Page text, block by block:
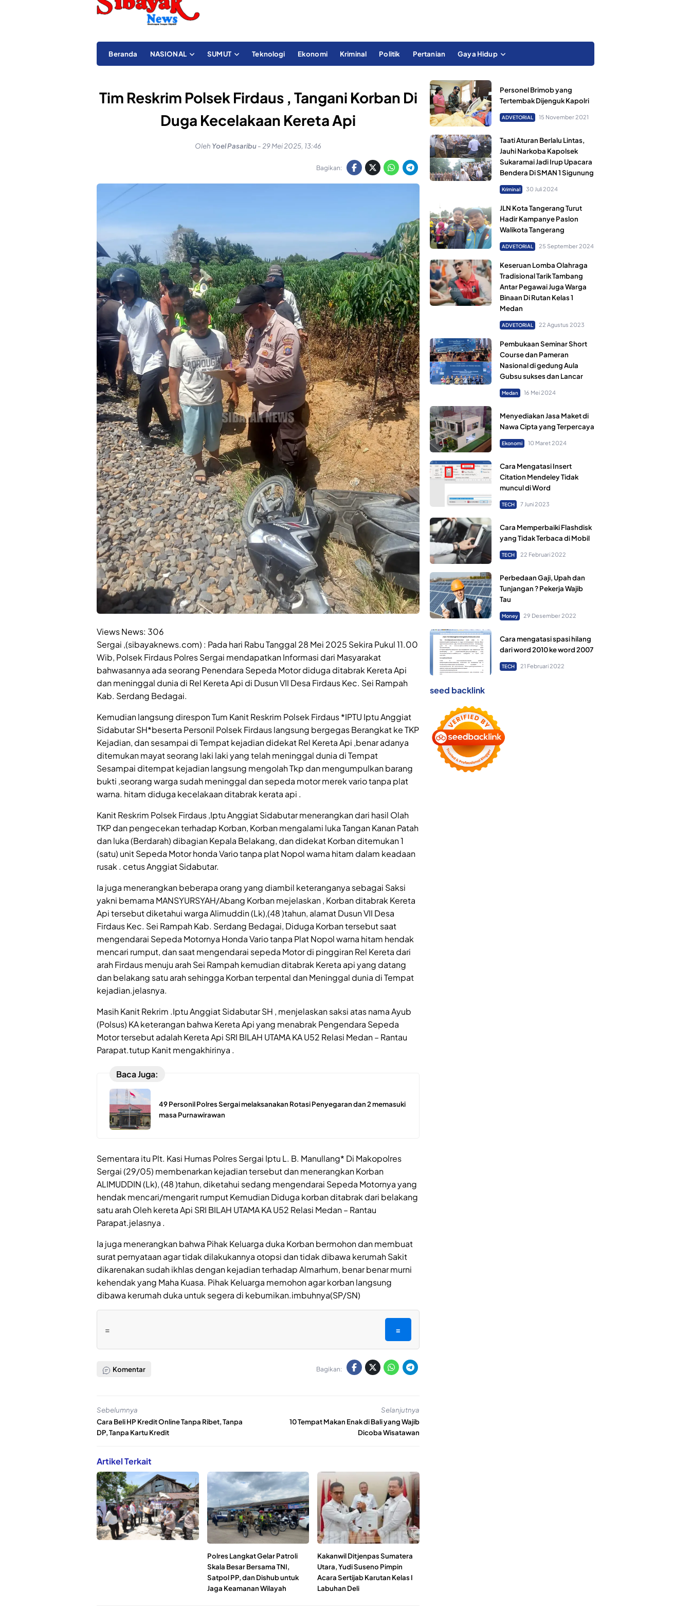
Beranda NASIONAL SUMUT Teknologi Ekonomi Kriminal Politik Pertanian Gaya Hidup
Tim Reskrim Polsek Firdaus , Tangani Korban Di
Duga Kecelakaan Kereta Api
Oleh Yoel Pasaribu- 29 Mei 2025, 13:46
Bagikan:
Views News: 306
Sergai ,(sibayaknews.com) : Pada hari Rabu Tanggal 28 Mei 2025 Sekira Pukul 11.00
Wib, Polsek Firdaus Polres Sergai mendapatkan Informasi dari Masyarakat
bahwasannya ada seorang Penendara Sepeda Motor diduga ditabrak Kereta Api
dan meninggal dunia di Rel Kereta Api di Dusun VII Desa Firdaus Kec. Sei Rampah
Kab. Serdang Bedagai.
Kemudian langsung direspon Tum Kanit Reskrim Polsek Firdaus *IPTU Iptu Anggiat
Sidabutar SH*beserta Personil Polsek Firdaus langsung bergegas Berangkat ke TKP
Kejadian, dan sesampai di Tempat kejadian didekat Rel Kereta Api ,benar adanya
ditemukan mayat seorang laki laki yang telah meninggal dunia di Tempat
Sesampai ditempat kejadian langsung mengolah Tkp dan mengumpulkan barang
bukti ,seorang warga sudah meninggal dan sepeda motor merek vario tanpa plat
warna. hitam diduga kecelakaan ditabrak kerata api .
Kanit Reskrim Polsek Firdaus ,Iptu Anggiat Sidabutar menerangkan dari hasil Olah
TKP dan pengecekan terhadap Korban, Korban mengalami luka Tangan Kanan Patah
dan luka (Berdarah) dibagian Kepala Belakang, dan didekat Korban ditemukan 1
(satu) unit Sepeda Motor honda Vario tanpa plat Nopol wama hitam dalam keadaan
rusak . cetus Anggiat Sidabutar.
Ia juga menerangkan beberapa orang yang diambil keteranganya sebagai Saksi
yakni bemama MANSYURSYAH/Abang Korban mejelaskan , Korban ditabrak Kereta
Api tersebut diketahui warga Alimuddin (Lk),(48 )tahun, alamat Dusun VII Desa
Firdaus Kec. Sei Rampah Kab. Serdang Bedagai, Diduga Korban tersebut saat
mengendarai Sepeda Motornya Honda Vario tanpa Plat Nopol warna hitam hendak
mencari rumput, dan saat mengendarai sepeda Motor di pinggiran Rel Kereta dari
arah Firdaus menuju arah Sei Rampah kemudian ditabrak Kereta api yang datang
dan belakang satu arah sehingga Korban terpental dan Meninggal dunia di Tempat
kejadian.jelasnya.
Masih Kanit Rekrim .Iptu Anggiat Sidabutar SH , menjelaskan saksi atas nama Ayub
(Polsus) KA keterangan bahwa Kereta Api yang menabrak Pengendara Sepeda
Motor tersebut adalah Kereta Api SRI BILAH UTAMA KA U52 Relasi Medan – Rantau
Parapat.tutup Kanit mengakhirinya .
Baca Juga:
49 Personil Polres Sergai melaksanakan Rotasi Penyegaran dan 2 memasuki
masa Purnawirawan
Sementara itu Plt. Kasi Humas Polres Sergai Iptu L. B. Manullang* Di Makopolres
Sergai (29/05) membenarkan kejadian tersebut dan menerangkan Korban
ALIMUDDIN (Lk), (48 )tahun, diketahui sedang mengendarai Sepeda Motornya yang
hendak mencari/mengarit rumput Kemudian Diduga korban ditabrak dari belakang
satu arah Oleh kereta Api SRI BILAH UTAMA KA U52 Relasi Medan – Rantau
Parapat.jelasnya .
Ia juga menerangkan bahwa Pihak Keluarga duka Korban bermohon dan membuat
surat pernyataan agar tidak dilakukannya otopsi dan tidak dibawa kerumah Sakit
dikarenakan sudah ikhlas dengan kejadian terhadap Almarhum, benar benar murni
kehendak yang Maha Kuasa. Pihak Keluarga memohon agar korban langsung
dibawa kerumah duka untuk segera di kebumikan.imbuhnya(SP/SN)
= =
Komentar Bagikan:
Sebelumnya
Cara Beli HP Kredit Online Tanpa Ribet, Tanpa
DP, Tanpa Kartu Kredit
Selanjutnya
10 Tempat Makan Enak di Bali yang Wajib
Dicoba Wisatawan
Artikel Terkait
Polres Langkat Gelar Patroli
Skala Besar Bersama TNI,
Satpol PP, dan Dishub untuk
Jaga Keamanan Wilayah
Kakanwil Ditjenpas Sumatera
Utara, Yudi Suseno Pimpin
Acara Sertijab Karutan Kelas I
Labuhan Deli
Personel Brimob yang
Tertembak Dijenguk Kapolri
ADVETORIAL 15 November 2021
Taati Aturan Berlalu Lintas,
Jauhi Narkoba Kapolsek
Sukaramai Jadi Irup Upacara
Bendera Di SMAN 1 Sigunung
Kriminal 30 Juli 2024
JLN Kota Tangerang Turut
Hadir Kampanye Paslon
Walikota Tangerang
ADVETORIAL 25 September 2024
Keseruan Lomba Olahraga
Tradisional Tarik Tambang
Antar Pegawai Juga Warga
Binaan Di Rutan Kelas 1
Medan
ADVETORIAL 22 Agustus 2023
Pembukaan Seminar Short
Course dan Pameran
Nasional di gedung Aula
Gubsu sukses dan Lancar
Medan 16 Mei 2024
Menyediakan Jasa Maket di
Nawa Cipta yang Terpercaya
Ekonomi 10 Maret 2024
Cara Mengatasi Insert
Citation Mendeley Tidak
muncul di Word
TECH 7 Juni 2023
Cara Memperbaiki Flashdisk
yang Tidak Terbaca di Mobil
TECH 22 Februari 2022
Perbedaan Gaji, Upah dan
Tunjangan ? Pekerja Wajib
Tau
Money 29 Desember 2022
Cara mengatasi spasi hilang
dari word 2010 ke word 2007
TECH 21 Februari 2022
seed backlink